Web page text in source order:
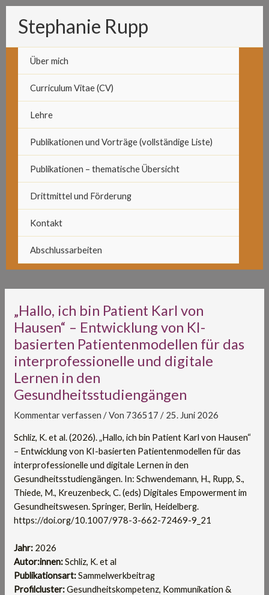
Zum
Inhalt
springenStephanie Rupp
Über mich
Curriculum Vitae (CV)
Lehre
Publikationen und Vorträge (vollständige Liste)
Publikationen – thematische Übersicht
Drittmittel und Förderung
Kontakt
Abschlussarbeiten
„Hallo, ich bin Patient Karl von
Hausen“ – Entwicklung von KI-
basierten Patientenmodellen für das
interprofessionelle und digitale
Lernen in den
Gesundheitsstudiengängen
Kommentar verfassen / Von 736517 / 25. Juni 2026
Schliz, K. et al. (2026). „Hallo, ich bin Patient Karl von Hausen“
– Entwicklung von KI-basierten Patientenmodellen für das
interprofessionelle und digitale Lernen in den
Gesundheitsstudiengängen. In: Schwendemann, H., Rupp, S.,
Thiede, M., Kreuzenbeck, C. (eds) Digitales Empowerment im
Gesundheitswesen. Springer, Berlin, Heidelberg.
https://doi.org/10.1007/978-3-662-72469-9_21
Jahr:2026
Autor:innen:Schliz, K. et al
Publikationsart:Sammelwerkbeitrag
Profilcluster:Gesundheitskompetenz, Kommunikation &